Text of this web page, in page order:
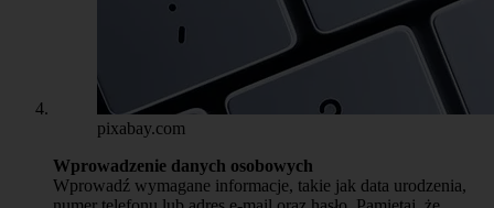
pixabay.com
Wprowadzenie danych osobowych
Wprowadź wymagane informacje, takie jak data urodzenia,